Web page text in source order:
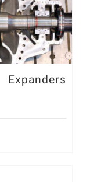
Expanders